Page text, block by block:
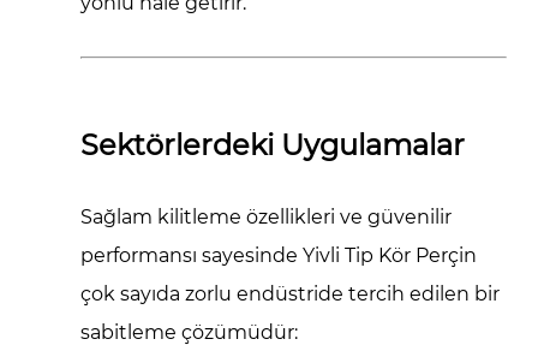
Sektörlerdeki Uygulamalar
Sağlam kilitleme özellikleri ve güvenilir
performansı sayesindeYivli Tip Kör Perçin
çok sayıda zorlu endüstride tercih edilen bir
sabitleme çözümüdür: